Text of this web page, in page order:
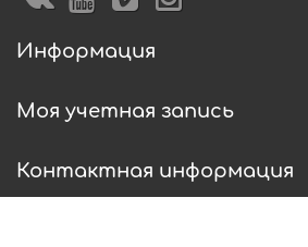
Информация
Моя учетная запись
Контактная информация